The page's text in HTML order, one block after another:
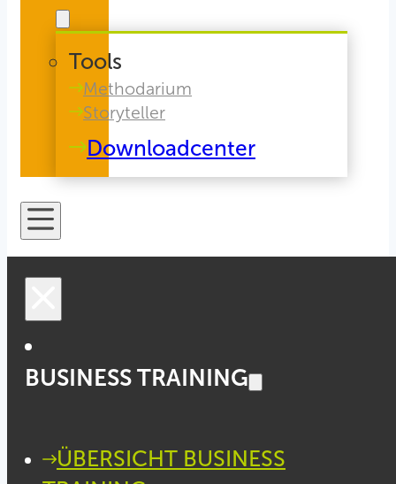
Tools
Methodarium
Storyteller
Downloadcenter
BUSINESS TRAINING
ÜBERSICHT BUSINESS